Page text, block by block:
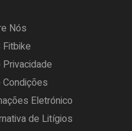
Nós
Fitbike
Eletrónico
de Litígios